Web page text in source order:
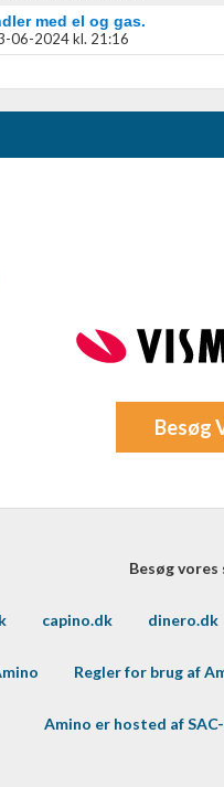
med el og gas.
06-2024 kl. 21:16
Besøg
Besøg
capino.dk dinero.dk
Regler for brug af
Amino er hosted af